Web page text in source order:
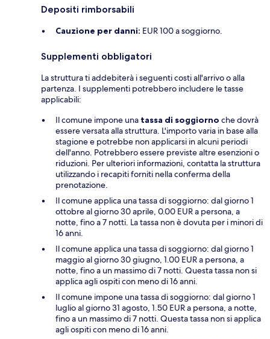
Depositi rimborsabili
Cauzione per danni: EUR 100 a soggiorno.
Supplementi obbligatori
La struttura ti addebiterà i seguenti costi all'arrivo o alla
partenza. I supplementi potrebbero includere le tasse
applicabili:
Il comune impone una tassa di soggiorno che dovrà
essere versata alla struttura. L'importo varia in base alla
stagione e potrebbe non applicarsi in alcuni periodi
dell'anno. Potrebbero essere previste altre esenzioni o
riduzioni. Per ulteriori informazioni, contatta la struttura
utilizzando i recapiti forniti nella conferma della
prenotazione.
Il comune applica una tassa di soggiorno: dal giorno 1
ottobre al giorno 30 aprile, 0.00 EUR a persona, a
notte, fino a 7 notti. La tassa non è dovuta per i minori di
16 anni.
Il comune applica una tassa di soggiorno: dal giorno 1
maggio al giorno 30 giugno, 1.00 EUR a persona, a
notte, fino a un massimo di 7 notti. Questa tassa non si
applica agli ospiti con meno di 16 anni.
Il comune impone una tassa di soggiorno: dal giorno 1
luglio al giorno 31 agosto, 1.50 EUR a persona, a notte,
fino a un massimo di 7 notti. Questa tassa non si applica
agli ospiti con meno di 16 anni.